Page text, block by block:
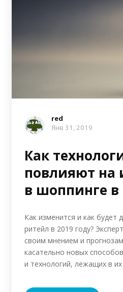
red
Янв 31, 2019
Как
повлияют на
в шоппинге в
Как изменится и как будет
ритейл в 2019 году?
своим мнением и
касательно новых
и технологий, лежащих в